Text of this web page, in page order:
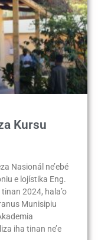
Kursu
Nasionál ne’ebé
e lojístika Eng.
2024, hala’o
Munisipiu
iha tinan ne’e